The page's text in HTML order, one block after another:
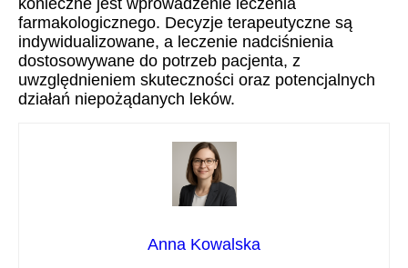
konieczne jest wprowadzenie leczenia
farmakologicznego. Decyzje terapeutyczne są
indywidualizowane, a leczenie nadciśnienia
dostosowywane do potrzeb pacjenta, z
uwzględnieniem skuteczności oraz potencjalnych
działań niepożądanych leków.
Anna Kowalska